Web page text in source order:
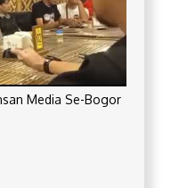
Media Se-Bogor